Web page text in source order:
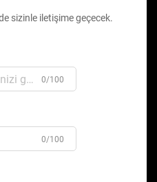
sizinle iletişime geçecek.
0/100
0/100